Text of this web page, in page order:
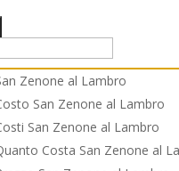
Zenone al Lambro
San Zenone al Lambro
San Zenone al Lambro
Costa San Zenone al